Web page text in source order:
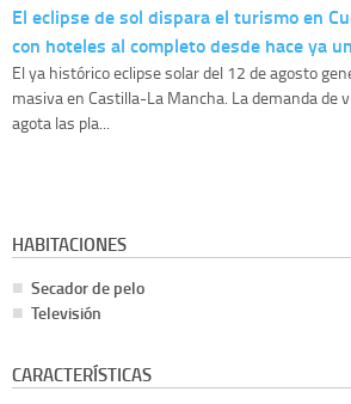
El eclipse de sol dispara el turismo en
con hoteles al completo desde hace ya
El ya histórico eclipse solar del 12 de agosto
masiva en Castilla-La Mancha. La demanda de
agota las pla...
HABITACIONES
Secador de pelo
Televisión
CARACTERÍSTICAS